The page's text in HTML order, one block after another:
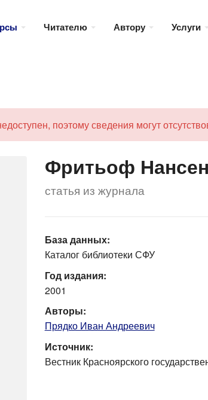
Читателю Автору Услуги
поэтому сведения могут
Фритьоф
статья из журнала
База данных:
Каталог библиотеки СФУ
Год издания:
2001
Авторы:
Прядко Иван Андреевич
Источник:
Вестник Красноярского